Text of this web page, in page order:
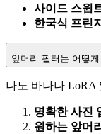
사이드 스윕
한국식 프린
앞머리 필터는 어떻
나노 바나나 LoRA
명확한 사진
원하는 앞머